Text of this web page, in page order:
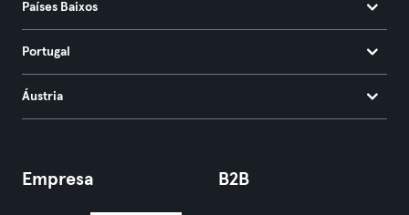
Países Baixos
Portugal
Áustria
Empresa B2B